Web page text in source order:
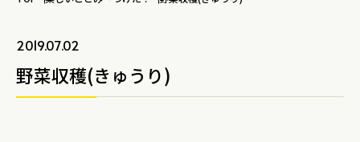
2019.07.02
野菜収穫(きゅうり)